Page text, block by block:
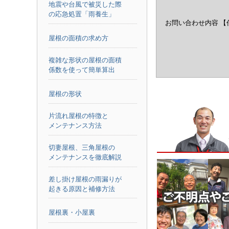
地震や台風で被災した際
の応急処置「雨養生」
屋根の面積の求め方
複雑な形状の屋根の面積
係数を使って簡単算出
屋根の形状
片流れ屋根の特徴と
メンテナンス方法
切妻屋根、三角屋根の
メンテナンスを徹底解説
差し掛け屋根の雨漏りが
起きる原因と補修方法
屋根裏・小屋裏
お問い合わせ内容